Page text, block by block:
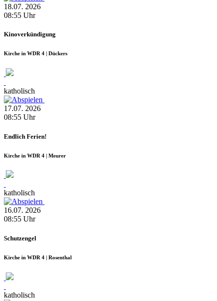
18.07. 2026
08:55 Uhr
Kinoverkündigung
Kirche in WDR 4 | Dückers
katholisch
17.07. 2026
08:55 Uhr
Endlich Ferien!
Kirche in WDR 4 | Meurer
katholisch
16.07. 2026
08:55 Uhr
Schutzengel
Kirche in WDR 4 | Rosenthal
katholisch